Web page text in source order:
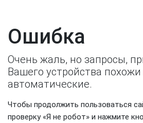
Ошибка
Очень жаль, но запросы,
Вашего устройства похожи
автоматические.
Чтобы продолжить пользоваться
проверку «Я не робот» и нажмите